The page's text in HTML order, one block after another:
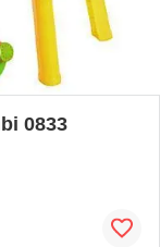
0833